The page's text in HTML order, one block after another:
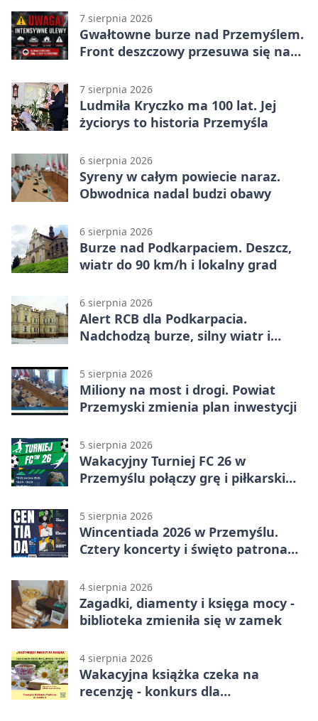
7 sierpnia 2026
Gwałtowne burze nad Przemyślem.
Front deszczowy przesuwa się na
7 sierpnia 2026
Ludmiła Kryczko ma 100 lat. Jej
życiorys to historia Przemyśla
6 sierpnia 2026
Syreny w całym powiecie naraz.
Obwodnica nadal budzi obawy
6 sierpnia 2026
Burze nad Podkarpaciem. Deszcz,
wiatr do 90 km/h i lokalny grad
6 sierpnia 2026
Alert RCB dla Podkarpacia.
Nadchodzą burze, silny wiatr i
5 sierpnia 2026
Miliony na most i drogi. Powiat
Przemyski zmienia plan inwestycji
5 sierpnia 2026
Wakacyjny Turniej FC 26 w
Przemyślu połączy grę i piłkarski
5 sierpnia 2026
Wincentiada 2026 w Przemyślu.
Cztery koncerty i święto patrona
4 sierpnia 2026
Zagadki, diamenty i księga mocy -
biblioteka zmieniła się w zamek
4 sierpnia 2026
Wakacyjna książka czeka na
recenzję - konkurs dla